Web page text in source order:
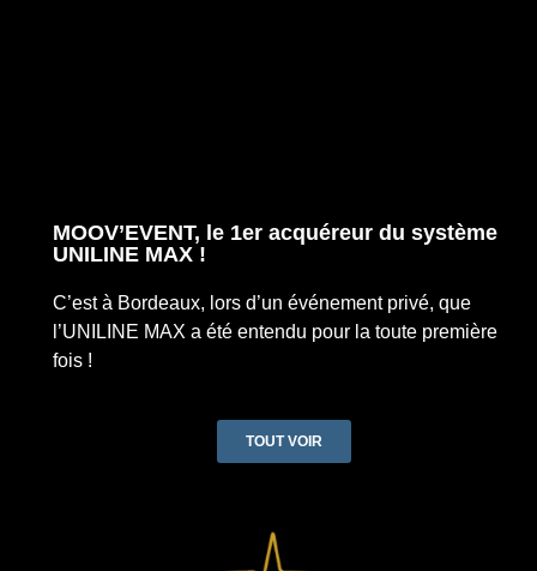
MOOV’EVENT, le 1er acquéreur du système
UNILINE MAX !
C’est à Bordeaux, lors d’un événement privé, que
l’UNILINE MAX a été entendu pour la toute première
fois !
TOUT VOIR